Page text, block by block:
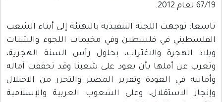
67/19 لعام 2012.
تاسعا: توجهت اللجنة التنفيذية بالتهنئة إلى أبناء الشعب
الفلسطيني في فلسطين وفي مخيمات اللجوء والشتات
وبلاد الهجرة والاغتراب، بحلول رأس السنة الهجرية،
وتعرب عن أملها بأن يعود على شعبنا وقد تحققت آماله
وأمانيه في العودة وتقرير المصير والتحرر من الاحتلال
وإنجاز الاستقلال، وعلى الشعوب العربية والإسلامية